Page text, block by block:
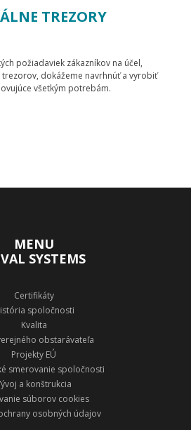
TREZORY
požiadaviek zákazníkov na účel,
dokážeme navrhnúť a vyrobiť
všetkým potrebám.
MENU
SYSTEMS
Certifikáty
spoločnosti
Kvalita
obstarávateľa
Projekty EÚ
smerovanie spoločnosti
a konštrukcia
súborov cookies
osobných údajov